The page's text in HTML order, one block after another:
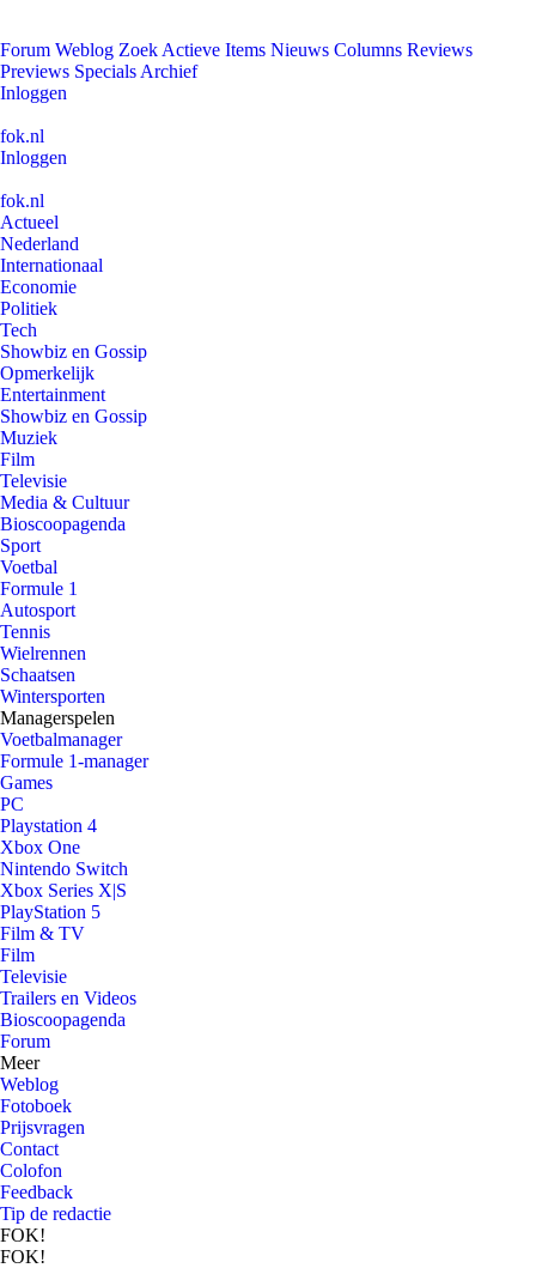
Forum Weblog Zoek Actieve Items Nieuws Columns Reviews
Previews Specials Archief
Inloggen
fok.nl
Inloggen
fok.nl
Actueel
Nederland
Internationaal
Economie
Politiek
Tech
Showbiz en Gossip
Opmerkelijk
Entertainment
Showbiz en Gossip
Muziek
Film
Televisie
Media & Cultuur
Bioscoopagenda
Sport
Voetbal
Formule 1
Autosport
Tennis
Wielrennen
Schaatsen
Wintersporten
Managerspelen
Voetbalmanager
Formule 1-manager
Games
PC
Playstation 4
Xbox One
Nintendo Switch
Xbox Series X|S
PlayStation 5
Film & TV
Film
Televisie
Trailers en Videos
Bioscoopagenda
Forum
Meer
Weblog
Fotoboek
Prijsvragen
Contact
Colofon
Feedback
Tip de redactie
FOK!
FOK!